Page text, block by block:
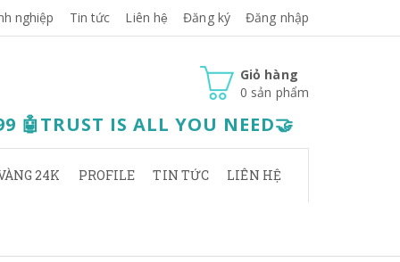
nghiệp Tin tức Liên hệ Đăng ký Đăng nhập
Giỏ hàng
0 sản phẩm
🤖TRUST IS ALL YOU NEED🤝
24K PROFILE TIN TỨC LIÊN HỆ